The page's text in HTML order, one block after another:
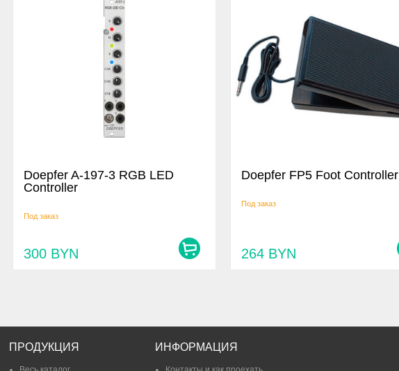
Doepfer A-197-3 RGB LED
Controller
Под заказ
300 BYN
Doepfer FP5 Foot Controller
Под заказ
264 BYN
ПРОДУКЦИЯ ИНФОРМАЦИЯ